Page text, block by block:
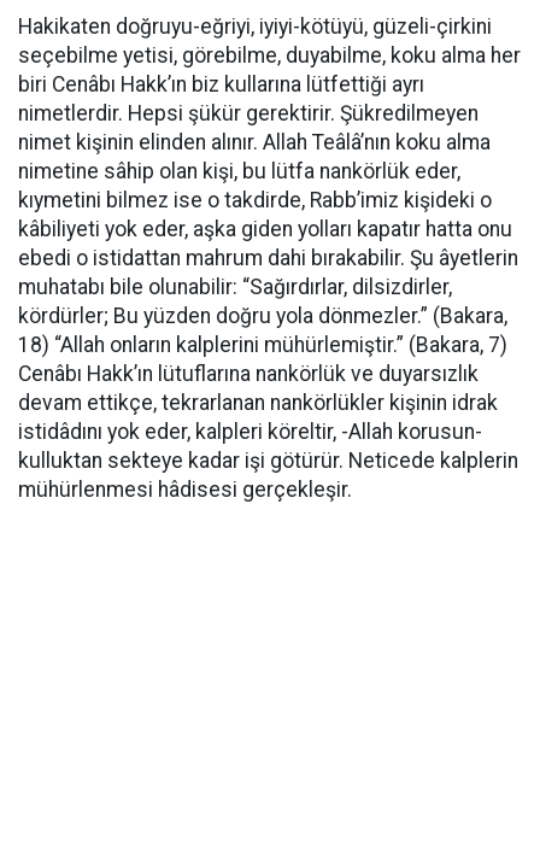
Hakikaten doğruyu-eğriyi, iyiyi-kötüyü, güzeli-çirkini
seçebilme yetisi, görebilme, duyabilme, koku alma her
biri Cenâbı Hakk’ın biz kullarına lütfettiği ayrı
nimetlerdir. Hepsi şükür gerektirir. Şükredilmeyen
nimet kişinin elinden alınır. Allah Teâlâ’nın koku alma
nimetine sâhip olan kişi, bu lütfa nankörlük eder,
kıymetini bilmez ise o takdirde, Rabb’imiz kişideki o
kâbiliyeti yok eder, aşka giden yolları kapatır hatta onu
ebedi o istidattan mahrum dahi bırakabilir. Şu âyetlerin
muhatabı bile olunabilir: “Sağırdırlar, dilsizdirler,
kördürler; Bu yüzden doğru yola dönmezler.” (Bakara,
18) “Allah onların kalplerini mühürlemiştir.” (Bakara, 7)
Cenâbı Hakk’ın lütuflarına nankörlük ve duyarsızlık
devam ettikçe, tekrarlanan nankörlükler kişinin idrak
istidâdını yok eder, kalpleri köreltir, -Allah korusun-
kulluktan sekteye kadar işi götürür. Neticede kalplerin
mühürlenmesi hâdisesi gerçekleşir.